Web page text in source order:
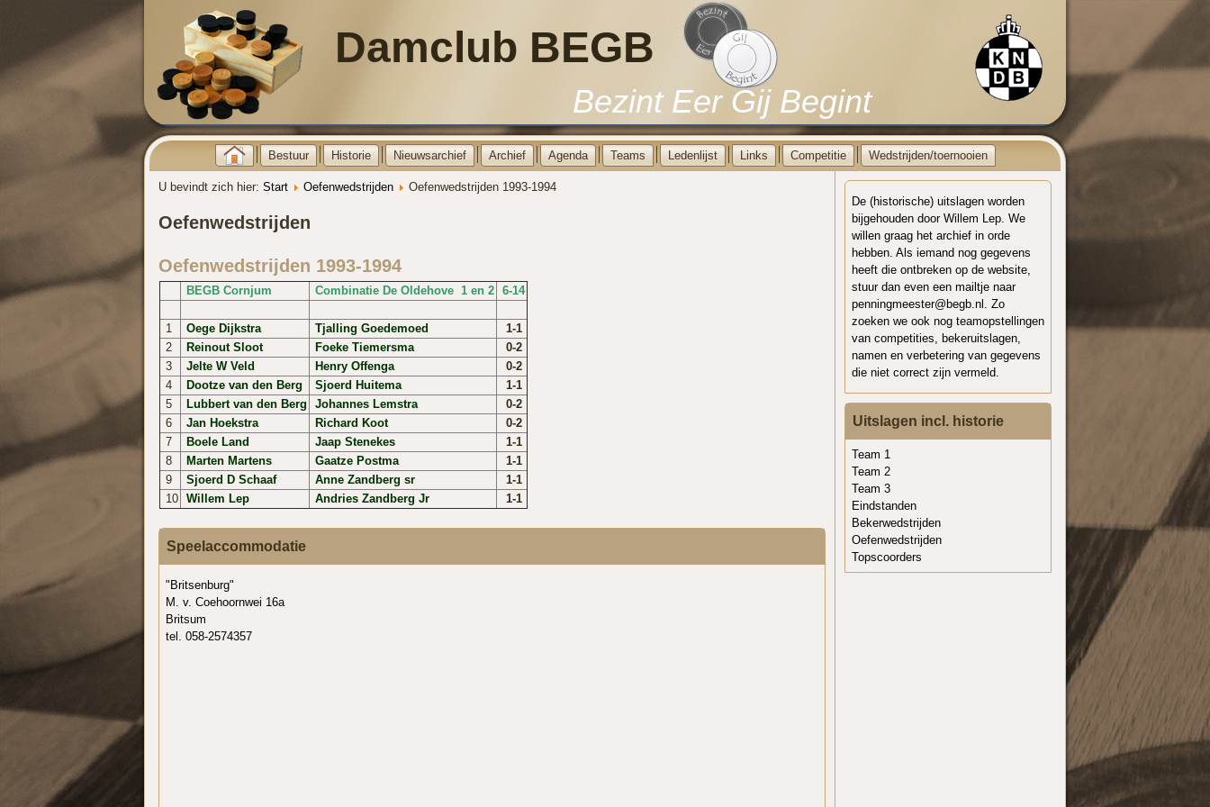
Bezint Eer Gij Begint
Damclub BEGB
Bestuur Historie Nieuwsarchief Archief Agenda Teams Ledenlijst Links Competitie Wedstrijden/toernooien
U bevindt zich hier: Start Oefenwedstrijden Oefenwedstrijden 1993-1994
Oefenwedstrijden
Oefenwedstrijden 1993-1994
BEGB Cornjum Combinatie De Oldehove 1 en 2 6-14
1 Oege Dijkstra Tjalling Goedemoed
1-1
2
Reinout Sloot Foeke Tiemersma
0-2
3
Jelte W Veld Henry Offenga
0-2
4
Dootze van den Berg Sjoerd Huitema
1-1
5
Lubbert van den Berg Johannes Lemstra
0-2
6
Jan Hoekstra Richard Koot
0-2
7
Boele Land Jaap Stenekes
1-1
8
Marten Martens Gaatze Postma
1-1
9
Sjoerd D Schaaf Anne Zandberg sr
1-1
10 Willem Lep Andries Zandberg Jr 1-1
Speelaccommodatie
"Britsenburg"
M. v. Coehoornwei 16a
Britsum
tel. 058-2574357
De (historische) uitslagen worden
bijgehouden door Willem Lep. We
willen graag het archief in orde
hebben. Als iemand nog gegevens
heeft die ontbreken op de website,
stuur dan even een mailtje naar
penningmeester@begb.nl. Zo
zoeken we ook nog teamopstellingen
van competities, bekeruitslagen,
namen en verbetering van gegevens
die niet correct zijn vermeld.
Uitslagen incl. historie
Team 1
Team 2
Team 3
Eindstanden
Bekerwedstrijden
Oefenwedstrijden
Topscoorders